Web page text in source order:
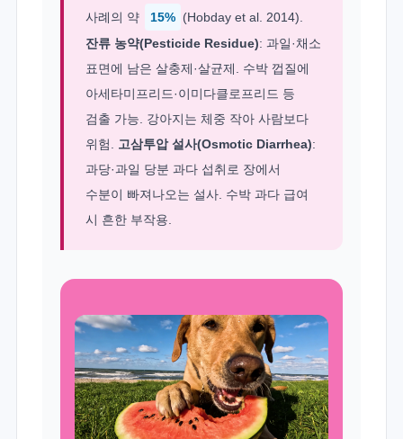
사례의 약
15% (Hobday et al. 2014).
잔류 농약(Pesticide Residue): 과일·채소
표면에 남은 살충제·살균제. 수박 껍질에
아세타미프리드·이미다클로프리드 등
검출 가능. 강아지는 체중 작아 사람보다
위험. 고삼투압 설사(Osmotic Diarrhea):
과당·과일 당분 과다 섭취로 장에서
수분이 빠져나오는 설사. 수박 과다 급여
시 흔한 부작용.